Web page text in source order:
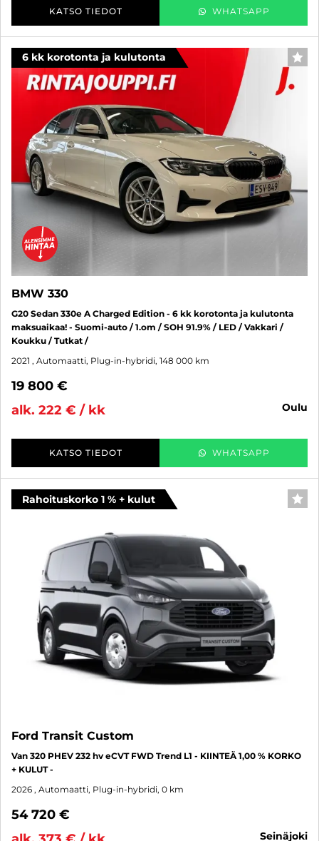
KATSO TIEDOT WHATSAPP
6 kk korotonta ja kulutonta
BMW 330
G20 Sedan 330e A Charged Edition - 6 kk korotonta ja kulutonta
maksuaikaa! - Suomi-auto / 1.om / SOH 91.9% / LED / Vakkari /
Koukku / Tutkat /
2021 , Automaatti, Plug-in-hybridi, 148 000 km
19 800 €
alk. 222 € / kk
oulu
KATSO TIEDOT WHATSAPP
Rahoituskorko 1 % + kulut
Ford Transit Custom
Van 320 PHEV 232 hv eCVT FWD Trend L1 - KIINTEÄ 1,00 % KORKO
+ KULUT -
2026 , Automaatti, Plug-in-hybridi, 0 km
54 720 €
seinäjoki